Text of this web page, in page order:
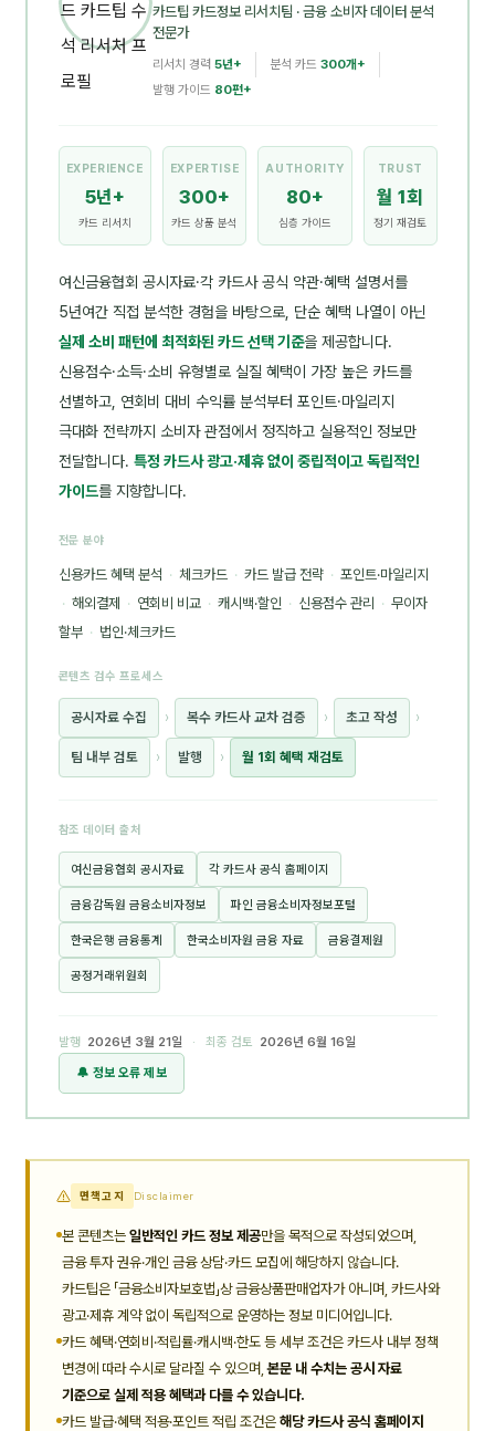
카드팁 카드정보 리서치팀 · 금융 소비자 데이터 분석
전문가
리서치 경력 5년+ 분석 카드 300개+
발행 가이드 80편+
EXPERIENCE
5년+
카드 리서치
EXPERTISE
300+
카드 상품 분석
AUTHORITY
80+
심층 가이드
TRUST
월 1회
정기 재검토
여신금융협회 공시자료·각 카드사 공식 약관·혜택 설명서를
5년여간 직접 분석한 경험을 바탕으로, 단순 혜택 나열이 아닌
실제 소비 패턴에 최적화된 카드 선택 기준을 제공합니다.
신용점수·소득·소비 유형별로 실질 혜택이 가장 높은 카드를
선별하고, 연회비 대비 수익률 분석부터 포인트·마일리지
극대화 전략까지 소비자 관점에서 정직하고 실용적인 정보만
전달합니다. 특정 카드사 광고·제휴 없이 중립적이고 독립적인
가이드를 지향합니다.
전문 분야
신용카드 혜택 분석 · 체크카드 · 카드 발급 전략 · 포인트·마일리지
· 해외결제 · 연회비 비교 · 캐시백·할인 · 신용점수 관리 · 무이자
할부 · 법인·체크카드
콘텐츠 검수 프로세스
공시자료 수집 › 복수 카드사 교차 검증 › 초고 작성 ›
팀 내부 검토 › 발행 › 월 1회 혜택 재검토
참조 데이터 출처
여신금융협회 공시자료 각 카드사 공식 홈페이지
금융감독원 금융소비자정보 파인 금융소비자정보포털
한국은행 금융통계 한국소비자원 금융 자료 금융결제원
공정거래위원회
발행 2026년 3월 21일 · 최종 검토 2026년 6월 16일
🔔 정보 오류 제보
면책고지 Disclaimer
본 콘텐츠는 일반적인 카드 정보 제공만을 목적으로 작성되었으며,
금융 투자 권유·개인 금융 상담·카드 모집에 해당하지 않습니다.
카드팁은 「금융소비자보호법」상 금융상품판매업자가 아니며, 카드사와
광고·제휴 계약 없이 독립적으로 운영하는 정보 미디어입니다.
카드 혜택·연회비·적립률·캐시백·한도 등 세부 조건은 카드사 내부 정책
변경에 따라 수시로 달라질 수 있으며,본문 내 수치는 공시 자료
기준으로 실제 적용 혜택과 다를 수 있습니다.
카드 발급·혜택 적용·포인트 적립 조건은 해당 카드사 공식 홈페이지